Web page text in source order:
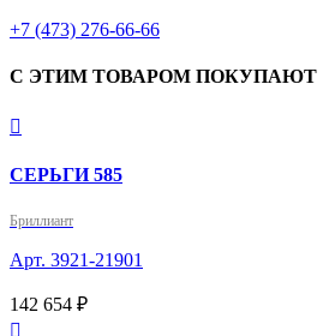
+7 (473) 276-66-66
С ЭТИМ ТОВАРОМ ПОКУПАЮТ

СЕРЬГИ 585
Бриллиант
Арт. 3921-21901
142 654 ₽
